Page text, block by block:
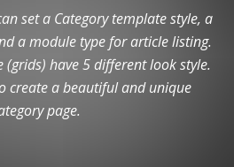
set a Category template style, a
a module type for article listing.
(grids) have 5 different look style.
create a beautiful and unique
page.